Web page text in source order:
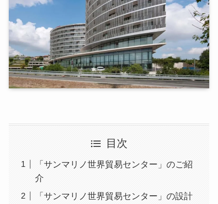
目次
「サンマリノ世界貿易センター」のご紹
介
「サンマリノ世界貿易センター」の設計